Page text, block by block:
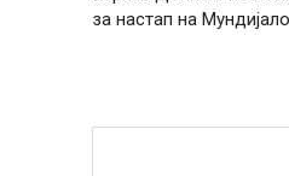
за настап на